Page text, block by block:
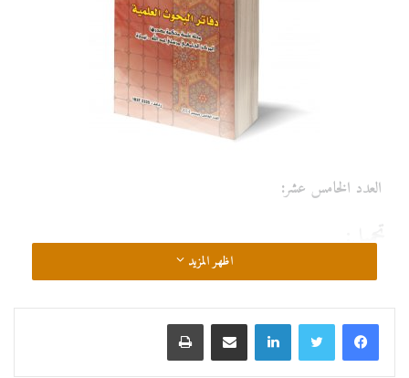
العدد الخامس عشر:
تحميل:
اظهر المزيد